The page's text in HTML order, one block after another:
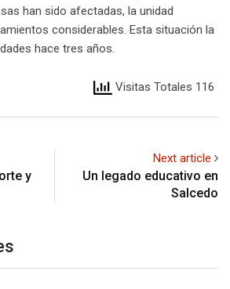
han sido afectadas, la unidad
considerables. Esta situación la
hace tres años.
Visitas Totales 116
y
Next article
Un legado educativo en
Salcedo